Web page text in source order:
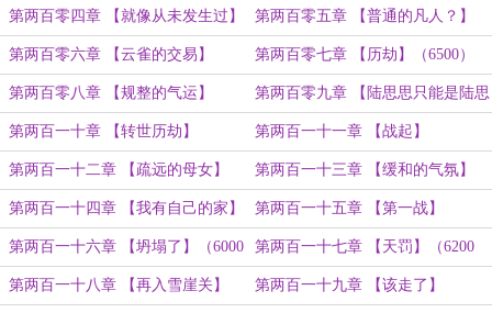
（6000） （6600）
第两百零四章 【就像从未发生过】
（6900）
第两百零五章 【普通的凡人？】
（6600）
第两百零六章 【云雀的交易】
（6000）
第两百零七章 【历劫】（6500）
第两百零八章 【规整的气运】
（6000）
第两百零九章 【陆思思只能是陆思
思】
第两百一十章 【转世历劫】 第两百一十一章 【战起】
第两百一十二章 【疏远的母女】
（6600）
第两百一十三章 【缓和的气氛】
（6200）
第两百一十四章 【我有自己的家】 第两百一十五章 【第一战】
（6300）
第两百一十六章 【坍塌了】（6000
字）
第两百一十七章 【天罚】（6200
字）
第两百一十八章 【再入雪崖关】 第两百一十九章 【该走了】